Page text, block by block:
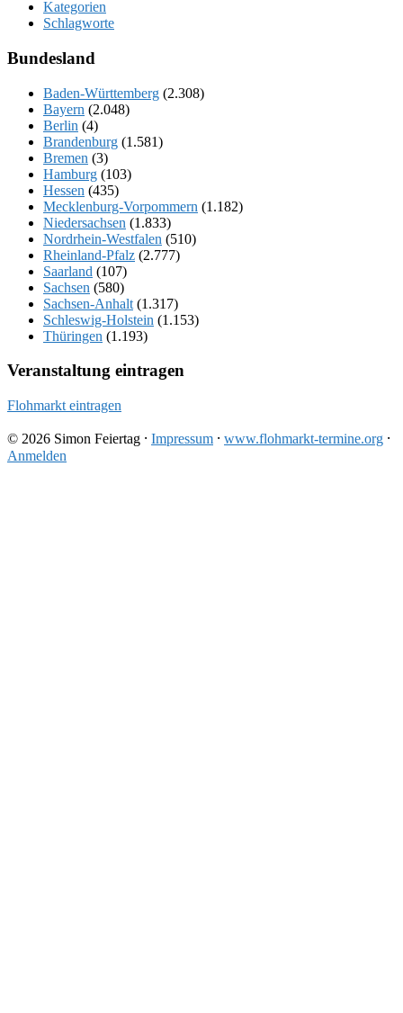
Kategorien
Schlagworte
Bundesland
Baden-Württemberg (2.308)
Bayern (2.048)
Berlin (4)
Brandenburg (1.581)
Bremen (3)
Hamburg (103)
Hessen (435)
Mecklenburg-Vorpommern (1.182)
Niedersachsen (1.833)
Nordrhein-Westfalen (510)
Rheinland-Pfalz (2.777)
Saarland (107)
Sachsen (580)
Sachsen-Anhalt (1.317)
Schleswig-Holstein (1.153)
Thüringen (1.193)
Veranstaltung eintragen
Flohmarkt eintragen
© 2026 Simon Feiertag ⸱ Impressum ⸱ www.flohmarkt-termine.org ⸱
Anmelden